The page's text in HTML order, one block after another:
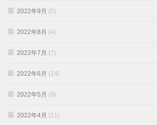
2022年9月 (5)
2022年8月 (4)
2022年7月 (7)
2022年6月 (14)
2022年5月 (9)
2022年4月 (11)